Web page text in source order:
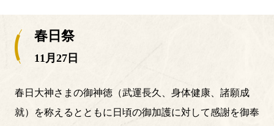
春日祭
11月27日
春日大神さまの御神徳（武運長久、身体健康、諸願成
就）を称えるとともに日頃の御加護に対して感謝を御奉